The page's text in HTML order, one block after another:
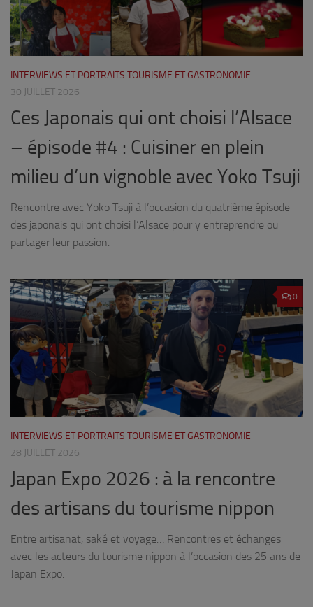
INTERVIEWS ET PORTRAITS TOURISME ET GASTRONOMIE
30 JUILLET 2026
Ces Japonais qui ont choisi l’Alsace
– épisode #4 : Cuisiner en plein
milieu d’un vignoble avec Yoko Tsuji
Rencontre avec Yoko Tsuji à l’occasion du quatrième épisode
des japonais qui ont choisi l’Alsace pour y entreprendre ou
partager leur passion.
0
INTERVIEWS ET PORTRAITS TOURISME ET GASTRONOMIE
28 JUILLET 2026
Japan Expo 2026 : à la rencontre
des artisans du tourisme nippon
Entre artisanat, saké et voyage… Rencontres et échanges
avec les acteurs du tourisme nippon à l’occasion des 25 ans de
Japan Expo.